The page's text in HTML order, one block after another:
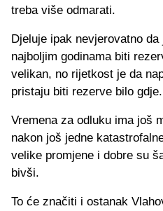
treba više odmarati.
Djeluje ipak nevjerovatno
najboljim godinama biti
velikan, no rijetkost je da
pristaju biti rezerve bilo gdje.
Vremena za odluku ima još
nakon još jedne
velike promjene i dobre su
bivši.
To će značiti i ostanak